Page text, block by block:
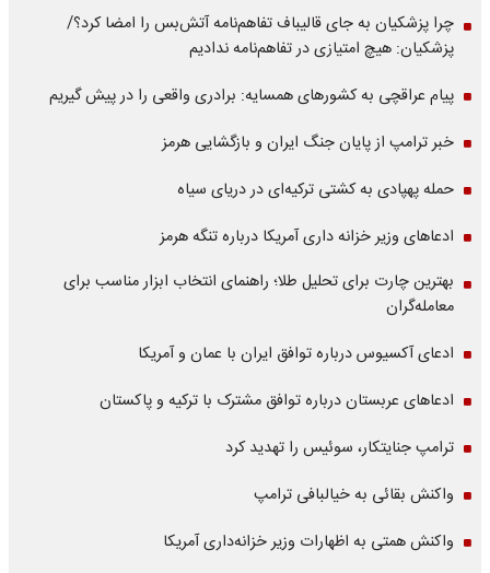
چرا پزشکیان به جای قالیباف تفاهم‌نامه آتش‌بس را امضا کرد؟/
پزشکیان: هیچ امتیازی در تفاهم‌نامه ندادیم
پیام عراقچی به کشورهای همسایه: برادری واقعی را در پیش گیریم
خبر ترامپ از پایان جنگ ایران و بازگشایی هرمز
حمله پهپادی به کشتی ترکیه‌ای در دریای سیاه
ادعاهای وزیر خزانه داری آمریکا درباره تنگه هرمز
بهترین چارت برای تحلیل طلا؛ راهنمای انتخاب ابزار مناسب برای
معامله‌گران
ادعای آکسیوس درباره توافق ایران با عمان و آمریکا
ادعاهای عربستان درباره توافق مشترک با ترکیه و پاکستان
ترامپ جنایتکار، سوئیس را تهدید کرد
واکنش بقائی به خیالبافی ترامپ
واکنش همتی به اظهارات وزیر خزانه‌داری آمریکا